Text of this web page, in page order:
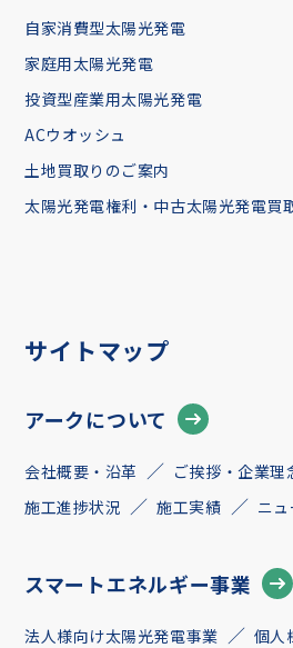
自家消費型太陽光発電
家庭用太陽光発電
投資型産業用太陽光発電
ACウオッシュ
土地買取りのご案内
太陽光発電権利・中古太陽光発電買
サイトマップ
アークについて
会社概要・沿革 ご挨拶・企業理
施工進捗状況
施工実績 ニ
スマートエネルギー事業
法人様向け太陽光発電事業 個人